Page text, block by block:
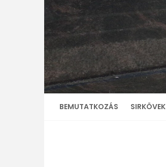
BEMUTATKOZÁS SIRKÖVEK